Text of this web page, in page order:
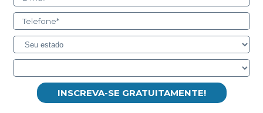
INSCREVA-SE GRATUITAMENTE!